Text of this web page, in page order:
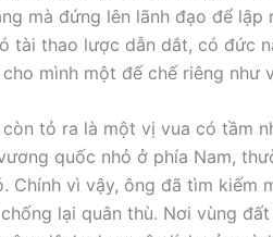
mà đứng lên lãnh đạo để
tài thao lược dẫn dắt, có đức
mình một đế chế riêng như
tỏ ra là một vị vua có tầm
quốc nhỏ ở phía Nam,
Chính vì vậy, ông đã tìm kiếm
lại quân thù. Nơi vùng